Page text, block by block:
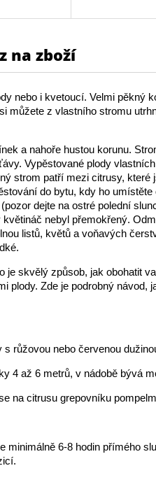
na zboží
nebo i kvetoucí. Velmi pěkný
můžete z vlastního stromu
a nahoře hustou korunu.
Vypěstované plody
strom patří mezi citrusy, které
do bytu, kdy ho
dejte na ostré polední
nebyl přemokřený.
listů, květů a voňavých
je skvělý způsob, jak obohatit
plody. Zde je podrobný návod,
s růžovou nebo červenou
4 až 6 metrů, v nádobě bývá
na citrusu grepovníku
minimálně 6-8 hodin přímého